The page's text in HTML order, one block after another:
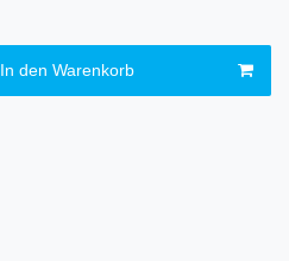
In den Warenkorb